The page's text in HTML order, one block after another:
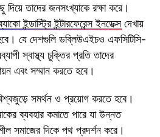
তাদের জনসংখ্যাকে রক্ষা করে।
ইন্ডাস্ট্রি ইন্টারফেরেন্স ইনডেক্সদেখায়
যে দেশগুলি ডব্লিউএইচও এফসিটিসি-
স্বাস্থ্য চুক্তির প্রতি তাদের
এবং সম্মান করতে হবে।
সমর্থন ও প্রয়োগ করতে হবে।
ব্যবহার কমাতে পারে যা উন্নত
সমাজের দিকে পথ প্রদর্শন করে।